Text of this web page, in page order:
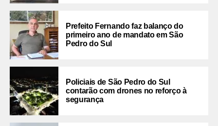
Prefeito Fernando faz balanço do
primeiro ano de mandato em São
Pedro do Sul
Policiais de São Pedro do Sul
contarão com drones no reforço à
segurança